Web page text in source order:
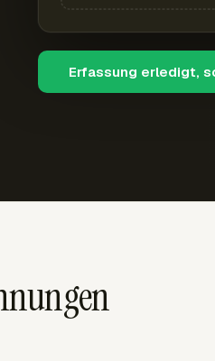
Erfassung erledigt,